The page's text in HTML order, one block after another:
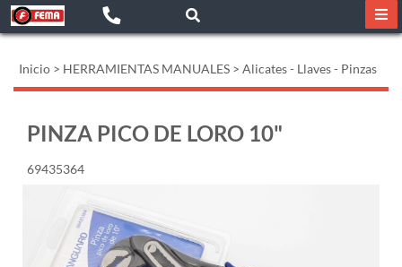
Inicio > HERRAMIENTAS MANUALES > Alicates - Llaves - Pinzas
PINZA PICO DE LORO 10"
69435364